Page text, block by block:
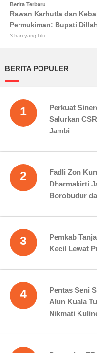
Berita Terbaru
Rawan Karhutla dan
Permukiman: Bupati
Larang Camat Tinggalkan
3 hari yang lalu
BERITA POPULER
1
Perkuat
Salurkan
Jambi
2
Fadli Zon
Dharmakirti
Borobudur
3
Pemkab
Kecil Lewat
4
Pentas Seni
Alun Kuala
Nikmati